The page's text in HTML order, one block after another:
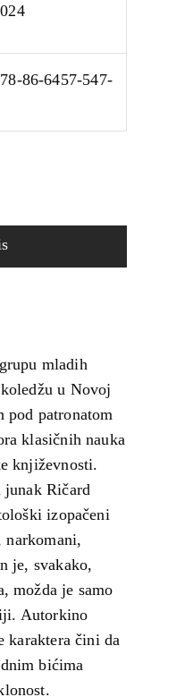
86-6457-547-
mladih
u Novoj
pod patronatom
klasičnih nauka
književnosti.
Ričard
izopačeni
je, svakako,
možda je samo
Autorkino
karaktera čini da
bićima